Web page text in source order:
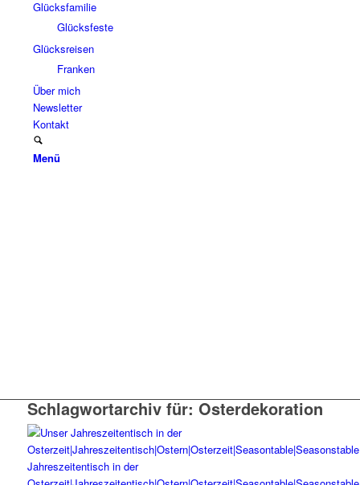
Glücksfamilie
Glücksfeste
Glücksreisen
Franken
Über mich
Newsletter
Kontakt
Menü
Schlagwortarchiv für: Osterdekoration